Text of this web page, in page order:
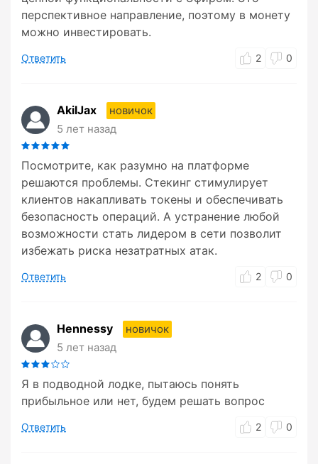
перспективное направление, поэтому в монету
можно инвестировать.
Ответить 2 0
AkilJax
новичок
5 лет назад
Посмотрите, как разумно на платформе
решаются проблемы. Стекинг стимулирует
клиентов накапливать токены и обеспечивать
безопасность операций. А устранение любой
возможности стать лидером в сети позволит
избежать риска незатратных атак.
Ответить 2 0
Hennessy
новичок
5 лет назад
Я в подводной лодке, пытаюсь понять
прибыльное или нет, будем решать вопрос
Ответить 2 0